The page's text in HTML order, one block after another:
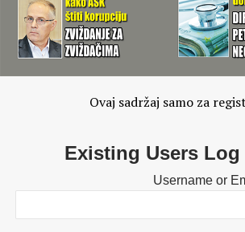
Ovaj sadržaj samo za
Existing Users Log
Username or